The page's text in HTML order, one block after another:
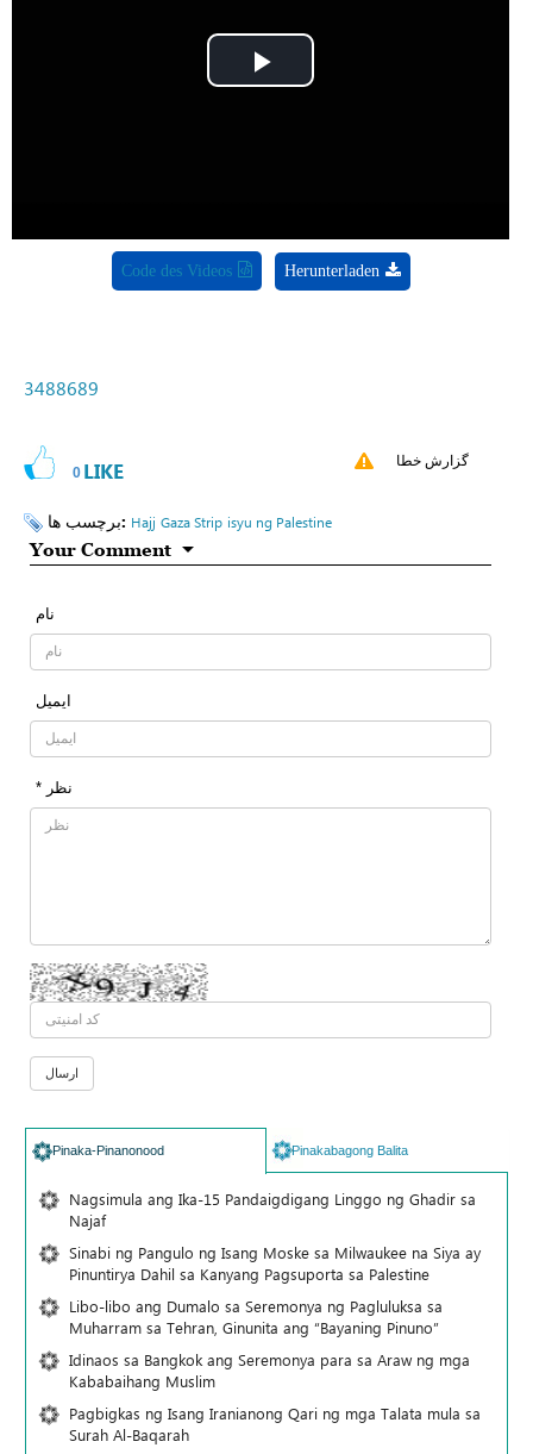
Play
Code des Videos Herunterladen
3488689
0 LIKE گزارش خطا
برچسب ها: Hajj Gaza Strip isyu ng Palestine
Your Comment
نام
ایمیل
* نظر
Pinaka-Pinanonood Pinakabagong Balita
Nagsimula ang Ika-15 Pandaigdigang Linggo ng Ghadir sa
Najaf
Sinabi ng Pangulo ng Isang Moske sa Milwaukee na Siya ay
Pinuntirya Dahil sa Kanyang Pagsuporta sa Palestine
Libo-libo ang Dumalo sa Seremonya ng Pagluluksa sa
Muharram sa Tehran, Ginunita ang “Bayaning Pinuno”
Idinaos sa Bangkok ang Seremonya para sa Araw ng mga
Kababaihang Muslim
Pagbigkas ng Isang Iranianong Qari ng mga Talata mula sa
Surah Al-Baqarah